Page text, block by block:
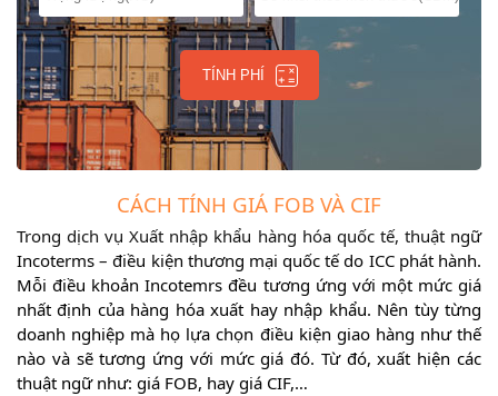
TÍNH PHÍ
CÁCH TÍNH GIÁ FOB VÀ CIF
Trong dịch vụ Xuất nhập khẩu hàng hóa quốc tế, thuật ngữ
Incoterms – điều kiện thương mại quốc tế do ICC phát hành.
Mỗi điều khoản Incotemrs đều tương ứng với một mức giá
nhất định của hàng hóa xuất hay nhập khẩu. Nên tùy từng
doanh nghiệp mà họ lựa chọn điều kiện giao hàng như thế
nào và sẽ tương ứng với mức giá đó. Từ đó, xuất hiện các
thuật ngữ như: giá FOB, hay giá CIF,…